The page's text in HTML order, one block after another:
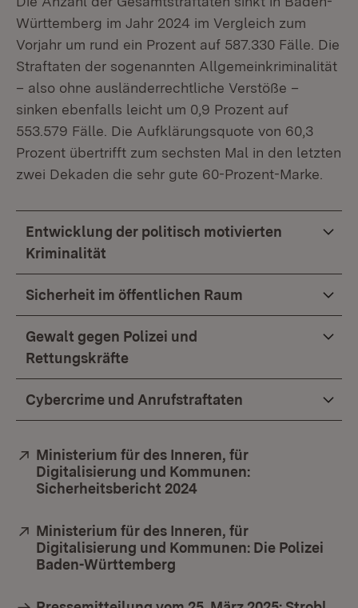
Württemberg im Jahr 2024 im Vergleich zum
Vorjahr um rund ein Prozent auf 587.330 Fälle. Die
Straftaten der sogenannten Allgemeinkriminalität
– also ohne ausländerrechtliche Verstöße –
sinken ebenfalls leicht um 0,9 Prozent auf
553.579 Fälle. Die Aufklärungsquote von 60,3
Prozent übertrifft zum sechsten Mal in den letzten
zwei Dekaden die sehr gute 60-Prozent-Marke.
Entwicklung der politisch motivierten
Kriminalität
Sicherheit im öffentlichen Raum
Gewalt gegen Polizei und
Rettungskräfte
Cybercrime und Anrufstraftaten
Extern:
Ministerium für des Inneren, für
Digitalisierung und Kommunen:
Sicherheitsbericht 2024
Extern:
Ministerium für des Inneren, für
Digitalisierung und Kommunen: Die Polizei
Baden-Württemberg